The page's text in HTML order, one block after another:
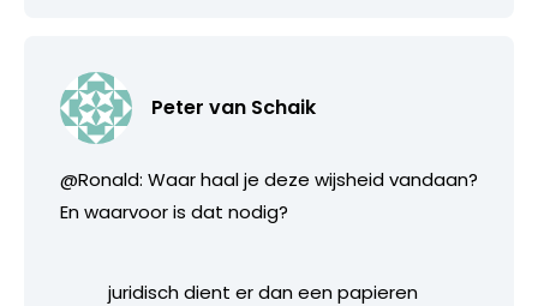
Peter van Schaik
@Ronald: Waar haal je deze wijsheid vandaan?
En waarvoor is dat nodig?
juridisch dient er dan een papieren